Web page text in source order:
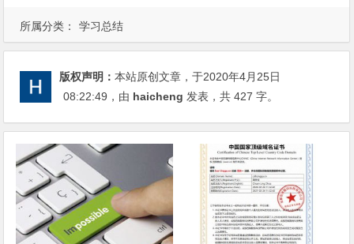
所属分类： 学习总结
版权声明：本站原创文章，于2020年4月25日
08:22:49 ，由 haicheng 发表，共 427 字。